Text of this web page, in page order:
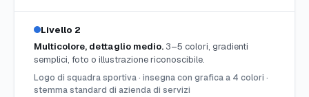
Livello 2
Multicolore, dettaglio medio. 3–5 colori, gradienti
semplici, foto o illustrazione riconoscibile.
Logo di squadra sportiva · insegna con grafica a 4 colori ·
stemma standard di azienda di servizi